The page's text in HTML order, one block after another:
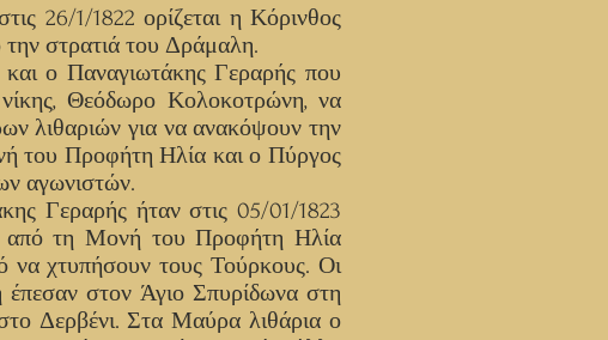
26/1/1822 ορίζεται η Κόρινθος
στρατιά του Δράμαλη.
ο Παναγιωτάκης Γεραρής που
Θεόδωρο Κολοκοτρώνη, να
λιθαριών για να ανακόψουν την
του Προφήτη Ηλία και ο Πύργος
αγωνιστών.
Γεραρής ήταν στις 05/01/1823
από τη Μονή του Προφήτη Ηλία
χτυπήσουν τους Τούρκους. Οι
έπεσαν στον Άγιο Σπυρίδωνα στη
Δερβένι. Στα Μαύρα λιθάρια ο